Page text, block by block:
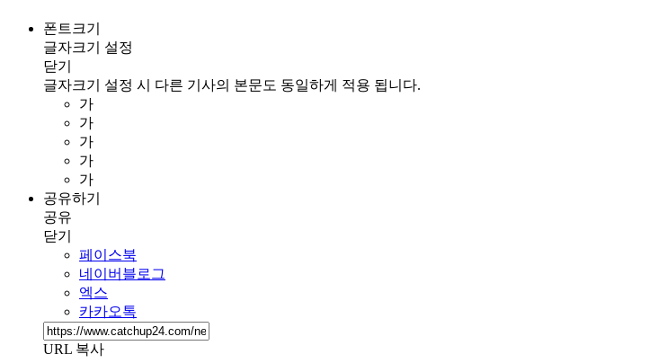
폰트크기
글자크기 설정
닫기
글자크기 설정 시 다른 기사의 본문도 동일하게 적용 됩니다.
가
가
가
가
가
공유하기
공유
닫기
페이스북
네이버블로그
엑스
카카오톡
URL 복사